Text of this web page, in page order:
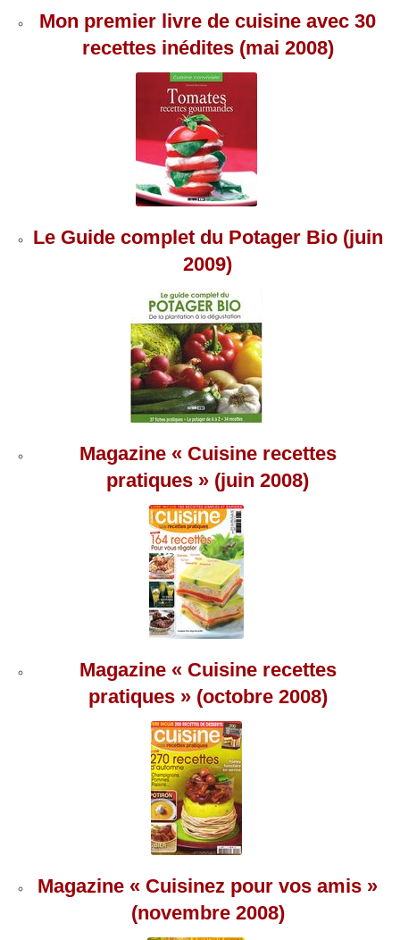
Mon premier livre de cuisine avec 30
recettes inédites (mai 2008)
Le Guide complet du Potager Bio (juin
2009)
Magazine « Cuisine recettes
pratiques » (juin 2008)
Magazine « Cuisine recettes
pratiques » (octobre 2008)
Magazine « Cuisinez pour vos amis »
(novembre 2008)